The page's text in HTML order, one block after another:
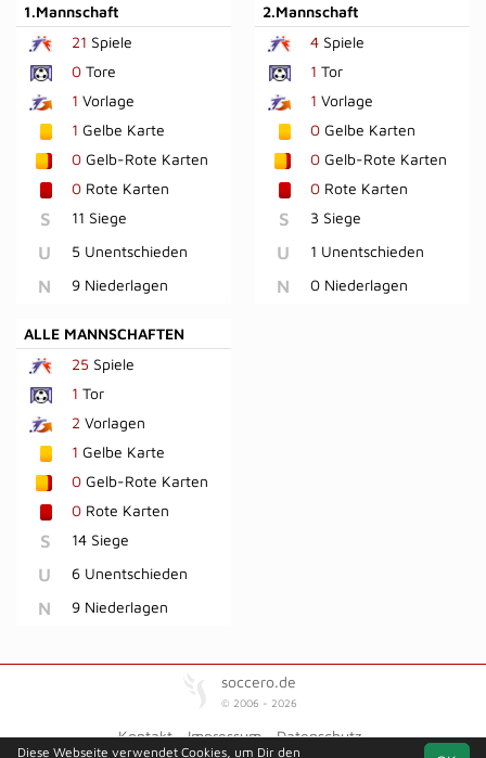
1.Mannschaft
21 Spiele
0 Tore
1 Vorlage
1 Gelbe Karte
0 Gelb-Rote Karten
0 Rote Karten
S 11 Siege
U 5 Unentschieden
N 9 Niederlagen
2.Mannschaft
4Spiele
1 Tor
1 Vorlage
0Gelbe Karten
0Gelb-Rote Karten
0Rote Karten
S 3 Siege
U 1 Unentschieden
N 0 Niederlagen
ALLE MANNSCHAFTEN
25 Spiele
1 Tor
2 Vorlagen
1 Gelbe Karte
0 Gelb-Rote Karten
0 Rote Karten
S 14 Siege
U 6 Unentschieden
N 9 Niederlagen
soccero.de
© 2006 - 2026
Kontakt Impressum
Datenschutz
Diese Webseite verwendet Cookies, um Dir den